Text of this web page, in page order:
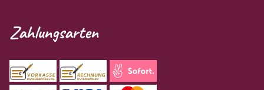
Zahlungsarten